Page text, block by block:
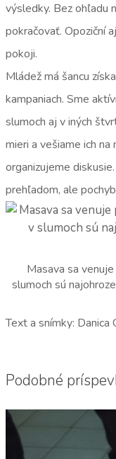
výsledky. Bez ohľadu
pokračovať. Opoziční
pokoji.
Mládež má šancu
kampaniach. Sme
slumoch aj v iných
mieri a vešiame ich
organizujeme
prehľadom, ale
Masava sa
slumoch sú
Text a snímky: Danica
Podobné